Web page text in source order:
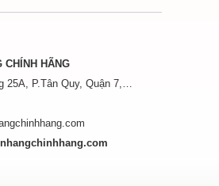
CHÍNH HÃNG
P.Tân Quy, Quận 7,